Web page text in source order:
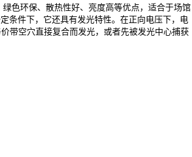
色环保、散热性好、亮度高等优点，适合于场馆
条件下，它还具有发光特性。在正向电压下，电
带空穴直接复合而发光，或者先被发光中心捕获